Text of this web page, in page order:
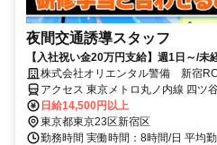
夜間交通誘導スタッフ
【入社祝い金20万円支給】週1日～/
い・週払いOK/履歴書不要！
株式会社オリエンタル警備 新宿
アクセス 東京メトロ丸ノ内線 四ツ
ノ内線/東京メトロ丸ノ内線 四谷三
ロ有楽町線 麹町6番口徒歩約12分 (
京都新宿区西新宿７丁目9-7 ニッカ
日給14,500円以上
東京都東京23区新宿区
勤務時間 実働時間：8時間/日 平均